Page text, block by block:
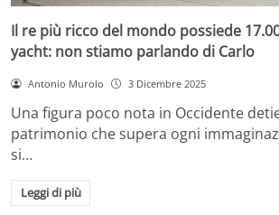
Il re più ricco del mondo possiede
yacht: non stiamo parlando di Carlo
Antonio Murolo 3 Dicembre 2025
Una figura poco nota in Occidente
patrimonio che supera ogni
si…
Leggi di più